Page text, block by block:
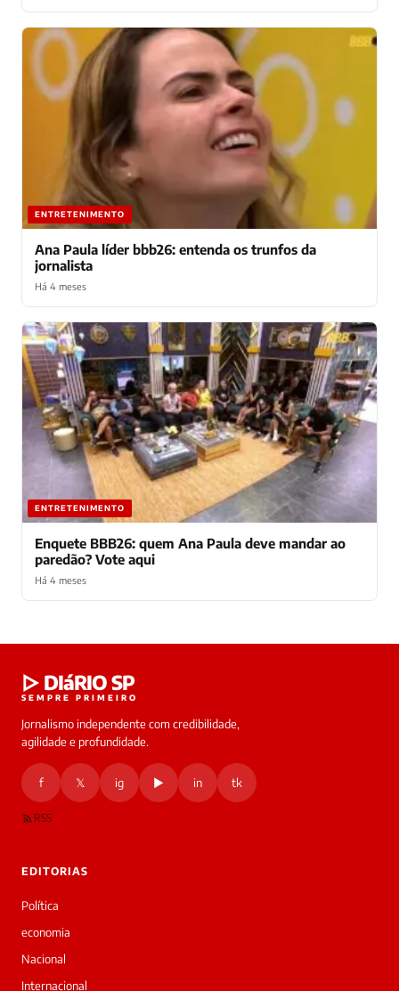
ENTRETENIMENTO
Ana Paula líder bbb26: entenda os trunfos da
jornalista
Há 4 meses
ENTRETENIMENTO
Enquete BBB26: quem Ana Paula deve mandar ao
paredão? Vote aqui
Há 4 meses
online
Oi!
Boa
noite!
▷ DIáRIO SP
SEMPRE PRIMEIRO
Jornalismo independente com credibilidade,
agilidade e profundidade.
f 𝕏 ig ▶ in tk
RSS
EDITORIAS
Política
economia
Nacional
Internacional